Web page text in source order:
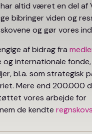
altid været en del af
bibringer viden og
og gør vores
af bidrag fra
og internationale fonde,
bl.a. som strategisk
Mere end 200.000
vores arbejde for
de kendte